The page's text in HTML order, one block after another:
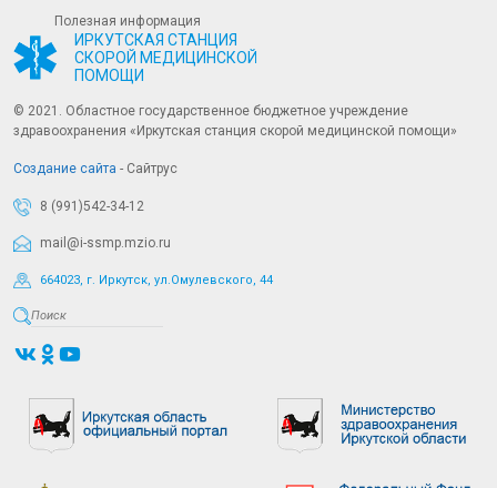
ИРКУТСКАЯ СТАНЦИЯ
СКОРОЙ МЕДИЦИНСКОЙ
ПОМОЩИ
© 2021. Областное государственное бюджетное учреждение
здравоохранения «Иркутская станция скорой медицинской помощи»
Создание сайта - Сайтрус
Полезная информация
8 (991)542-34-12
mail@i-ssmp.mzio.ru
664023, г. Иркутск, ул.Омулевского, 44